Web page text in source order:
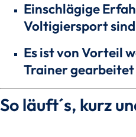
Einschlägige
Voltigiersport
Es ist von Vorteil
Trainer
So läuft´s, kurz